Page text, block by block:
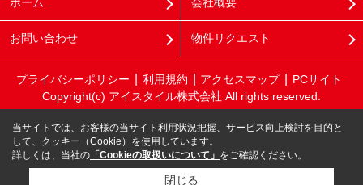
ホーム 会社概要
お問い合わせ 物件リクエスト
プライバシーポリシー 利用規約 アクセスマップ
PCサイト
Copyright(c) アイスタイル株式会社 All rights reserved.
当サイトでは、お客様の当サイト利用状況把握、サービス向上検討を目的と
して、クッキー（Cookie）を使用しています。
詳しくは、当社の 「Cookieの取扱いについて」 をご確認ください。
閉じる